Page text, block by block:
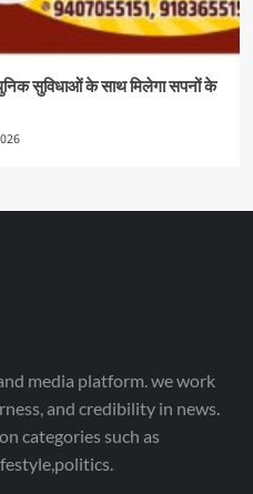
सुविधाओं के साथ मिलेगा सपनों के
media platform. we work
and credibility in news.
categories such as